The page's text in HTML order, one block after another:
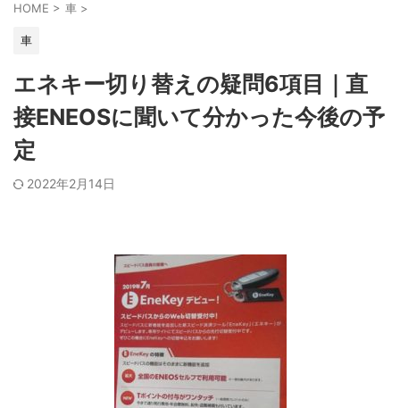
HOME > 車 >
車
エネキー切り替えの疑問6項目｜直
接ENEOSに聞いて分かった今後の予
定
2022年2月14日